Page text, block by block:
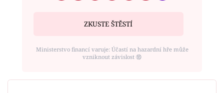
ZKUSTE ŠTĚSTÍ
Ministerstvo financí varuje: Účastí na hazardní hře může
vzniknout závislost ⑱